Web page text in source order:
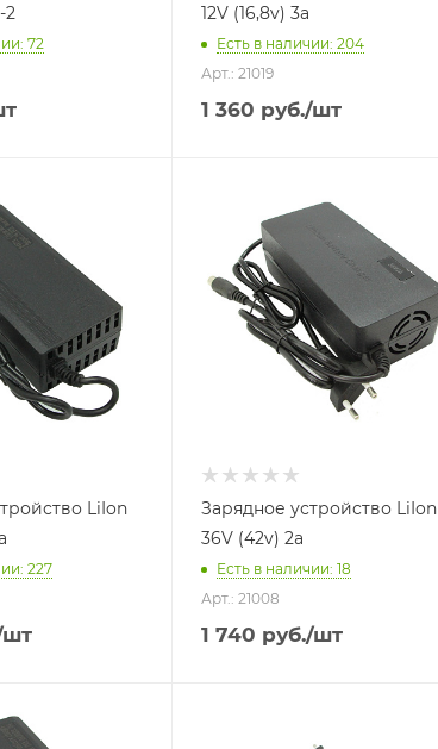
2
: 72
12V (16,8v) 3a
Есть в наличии: 204
Арт.: 21019
1 360 руб./шт
LiIon
: 227
Зарядное устройство LiIon
36V (42v) 2a
Есть в наличии: 18
Арт.: 21008
1 740 руб./шт